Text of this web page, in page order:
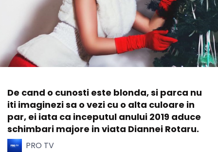
De cand o cunosti este blonda, si parca nu
iti imaginezi sa o vezi cu o alta culoare in
par, ei iata ca inceputul anului 2019 aduce
schimbari majore in viata Diannei Rotaru.
PRO TV